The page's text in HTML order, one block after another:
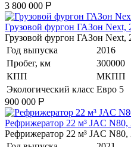
3 800 000 Р
Грузовой фургон ГАЗон Next,
Грузовой фургон ГАЗон Next,
Год выпуска
2016
Пробег, км
300000
КПП
МКПП
Экологический класс Евро 5
900 000 Р
Рефрижератор 22 м³ JAC N80,
Рефрижератор 22 м³ JAC N80,